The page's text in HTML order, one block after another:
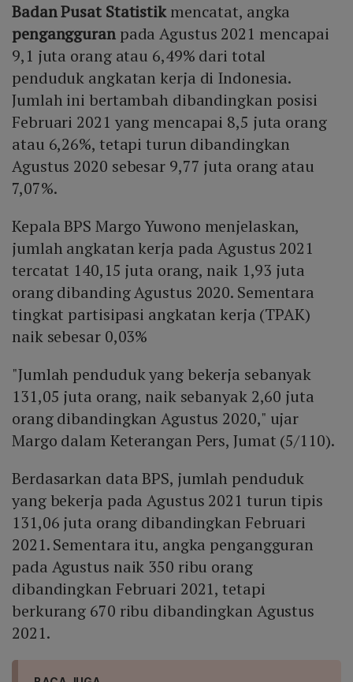
Badan Pusat Statistikmencatat, angka
pengangguranpada Agustus 2021 mencapai
9,1 juta orang atau 6,49% dari total
penduduk angkatan kerja di Indonesia.
Jumlah ini bertambah dibandingkan posisi
Februari 2021 yang mencapai 8,5 juta orang
atau 6,26%, tetapi turun dibandingkan
Agustus 2020 sebesar 9,77 juta orang atau
7,07%.
Kepala BPS Margo Yuwono menjelaskan,
jumlah angkatan kerja pada Agustus 2021
tercatat 140,15 juta orang, naik 1,93 juta
orang dibanding Agustus 2020. Sementara
tingkat partisipasi angkatan kerja (TPAK)
naik sebesar 0,03%
"Jumlah penduduk yang bekerja sebanyak
131,05 juta orang, naik sebanyak 2,60 juta
orang dibandingkan Agustus 2020," ujar
Margo dalam Keterangan Pers, Jumat (5/110).
Berdasarkan data BPS, jumlah penduduk
yang bekerja pada Agustus 2021 turun tipis
131,06 juta orang dibandingkan Februari
2021. Sementara itu, angka pengangguran
pada Agustus naik 350 ribu orang
dibandingkan Februari 2021, tetapi
berkurang 670 ribu dibandingkan Agustus
2021.